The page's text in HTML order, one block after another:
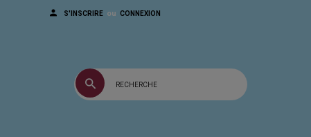
S'INSCRIRE ou CONNEXION